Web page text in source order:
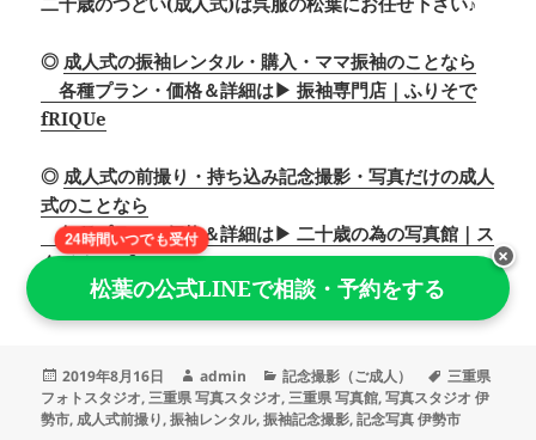
◎ 成人式の振袖レンタル・購入・ママ振袖のことなら
各種プラン・価格＆詳細は▶ 振袖専門店｜ふりそで
fRIQUe
◎ 成人式の前撮り・持ち込み記念撮影・写真だけの成人
式のことなら
各種プラン・価格＆詳細は▶ 二十歳の為の写真館｜ス
タジオParfait
投
稿
日:
2019年8月16日
作
成
者
admin
カ
テ
ゴ
記念撮影（ご成人）
タ
グ
三重県
フォトスタジオ,三重県 写真スタジオ,三重県 写真館,写真スタジオ 伊
勢市,成人式前撮り,振袖レンタル,振袖記念撮影,記念写真 伊勢市
24時間いつでも受付
松葉の公式LINEで相談・予約をする
×